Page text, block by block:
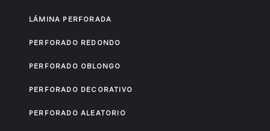
LÁMINA PERFORADA
PERFORADO REDONDO
PERFORADO OBLONGO
PERFORADO DECORATIVO
PERFORADO ALEATORIO